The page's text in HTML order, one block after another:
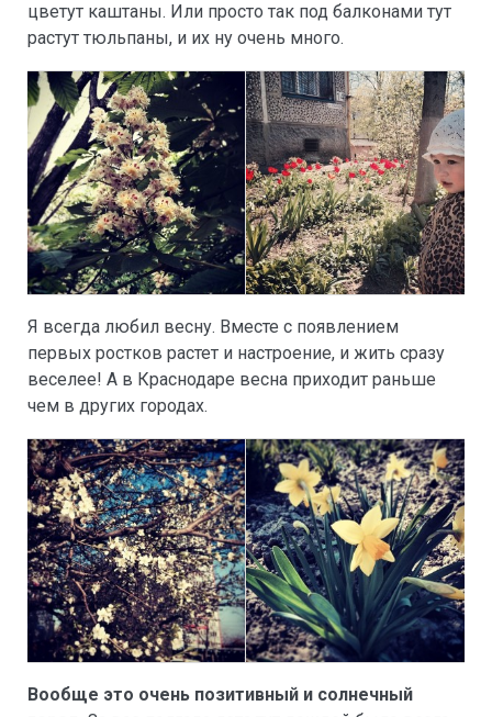
цветут каштаны. Или просто так под балконами тут
растут тюльпаны, и их ну очень много.
Я всегда любил весну. Вместе с появлением
первых ростков растет и настроение, и жить сразу
веселее! А в Краснодаре весна приходит раньше
чем в других городах.
Вообще это очень позитивный и солнечный